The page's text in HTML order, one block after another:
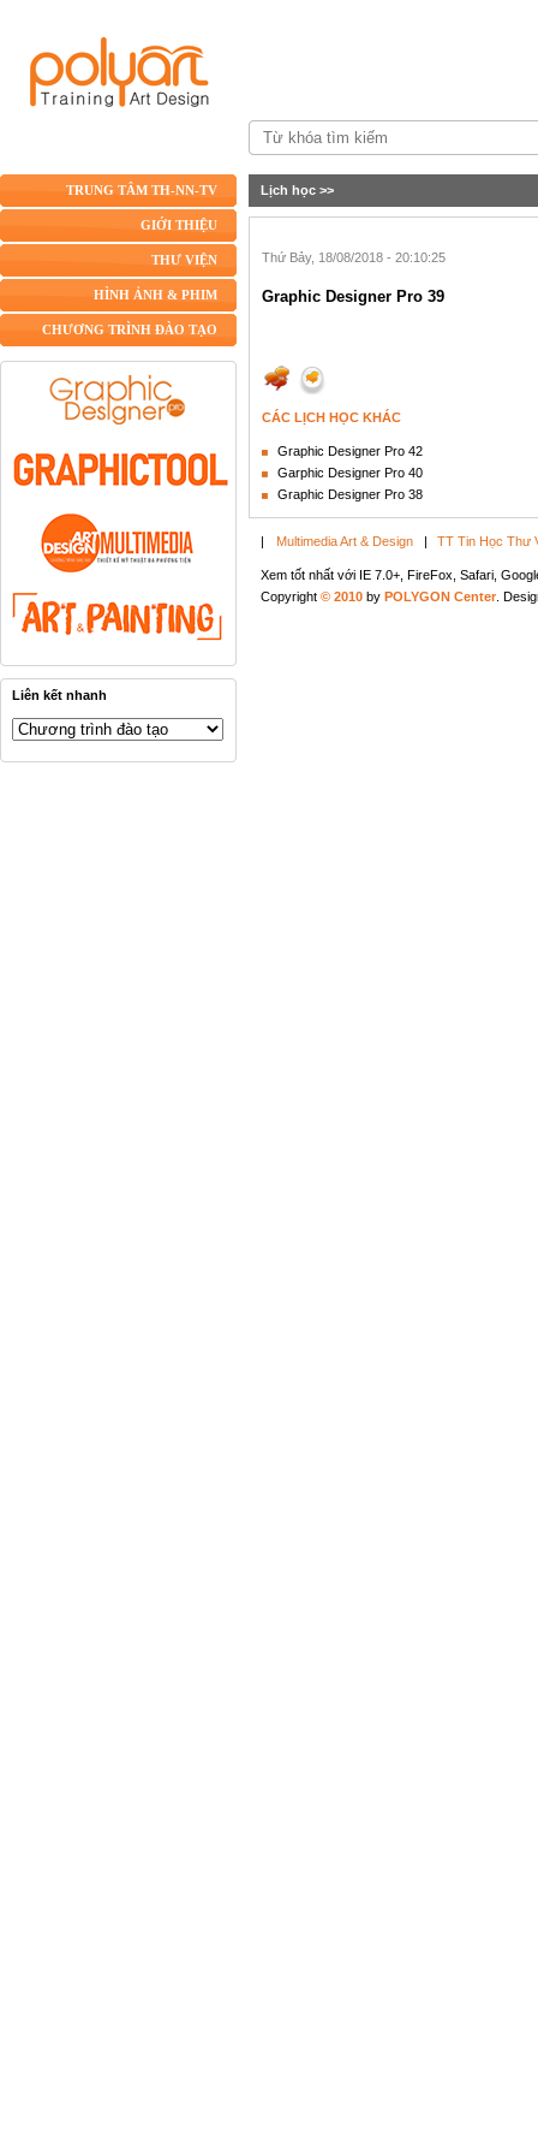
TRUNG TÂM TH-NN-TV
GIỚI THIỆU
THƯ VIỆN
HÌNH ẢNH & PHIM
CHƯƠNG TRÌNH ĐÀO TẠO
Liên kết nhanh
Lịch học >>
Thứ Bảy, 18/08/2018 - 20:10:25
Graphic Designer Pro 39
CÁC LỊCH HỌC KHÁC
Graphic Designer Pro 42
Garphic Designer Pro 40
Graphic Designer Pro 38
| Multimedia Art & Design | TT Tin Học Thư
Xem tốt nhất với IE 7.0+, FireFox, Safari,
Copyright © 2010 by POLYGON Center .